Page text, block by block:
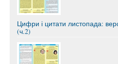
Цифри і цитати листопада:
(ч.2)